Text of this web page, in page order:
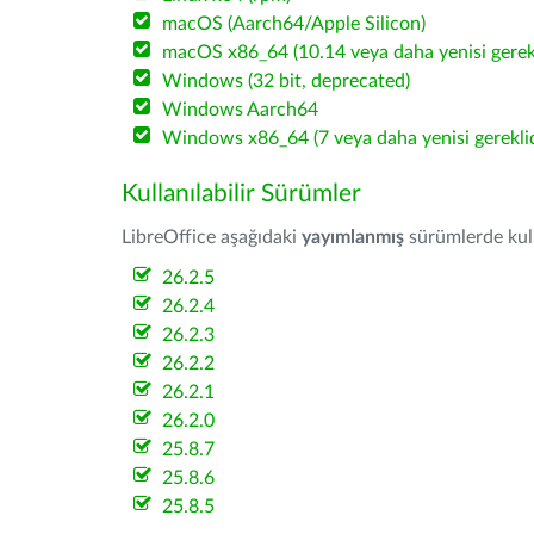
macOS (Aarch64/Apple Silicon)
macOS x86_64 (10.14 veya daha yenisi
Windows (32 bit, deprecated)
Windows Aarch64
Windows x86_64 (7 veya daha yenisi
Kullanılabilir Sürümler
LibreOffice aşağıdaki yayımlanmış sürümlerde
26.2.5
26.2.4
26.2.3
26.2.2
26.2.1
26.2.0
25.8.7
25.8.6
25.8.5